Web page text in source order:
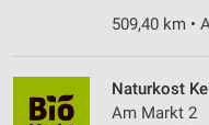
509,40 km •
Naturkost
Am Markt 2